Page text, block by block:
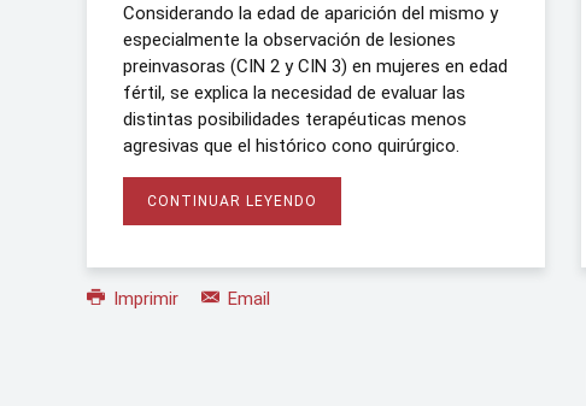
Considerando la edad de aparición del mismo y
especialmente la observación de lesiones
preinvasoras (CIN 2 y CIN 3) en mujeres en edad
fértil, se explica la necesidad de evaluar las
distintas posibilidades terapéuticas menos
agresivas que el histórico cono quirúrgico.
CONTINUAR LEYENDO
Imprimir Email